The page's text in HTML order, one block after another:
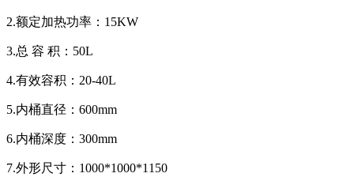
2.额定加热功率：15KW
3.总 容 积：50L
4.有效容积：20-40L
5.内桶直径：600mm
6.内桶深度：300mm
7.外形尺寸：1000*1000*1150